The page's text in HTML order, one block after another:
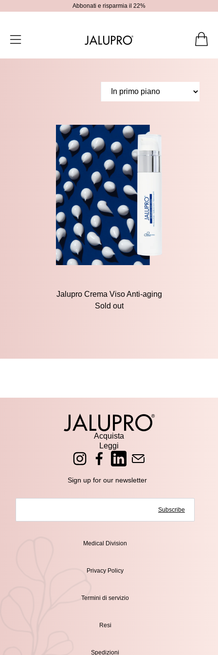
Abbonati e risparmia il 22%
Jalupro Crema Viso Anti-aging
Sold out
Acquista
Leggi
Sign up for our newsletter
Subscribe
Medical Division
Privacy Policy
Termini di servizio
Resi
Spedizioni